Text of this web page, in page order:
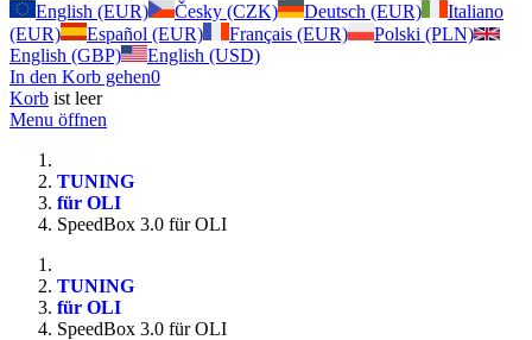
English (EUR)
Česky (CZK) Deutsch (EUR)
Italiano
(EUR)
Español (EUR) Français (EUR)
Polski (PLN)
English (GBP)
English (USD)
In den Korb gehen0
Korb ist leer
Menu öffnen
TUNING
für OLI
SpeedBox 3.0 für OLI
TUNING
für OLI
SpeedBox 3.0 für OLI